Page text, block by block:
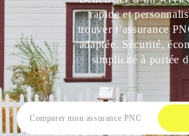
rapide et
trouver l’assurance
adaptée. Sécurité,
simplicité à portée